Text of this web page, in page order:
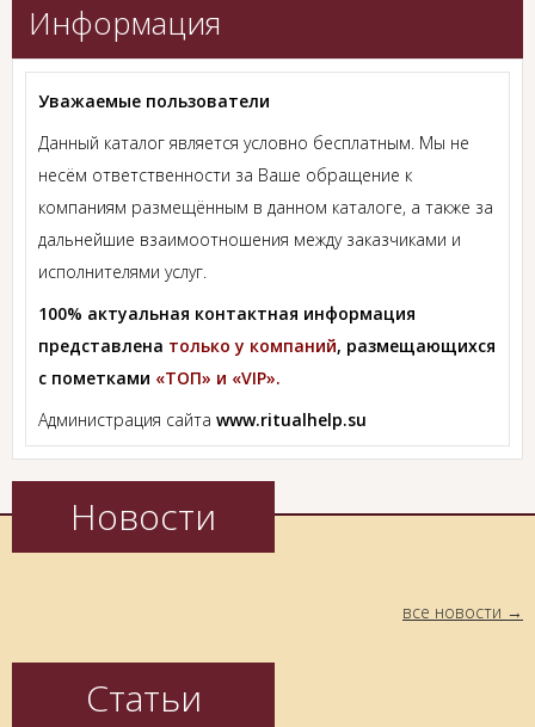
Информация
Уважаемые пользователи
Данный каталог является условно бесплатным. Мы не
несём ответственности за Ваше обращение к
компаниям размещённым в данном каталоге, а также за
дальнейшие взаимоотношения между заказчиками и
исполнителями услуг.
100% актуальная контактная информация
представлена только у компаний, размещающихся
с пометками «ТОП» и «VIP».
Администрация сайта www.ritualhelp.su
Новости
все новости
Статьи